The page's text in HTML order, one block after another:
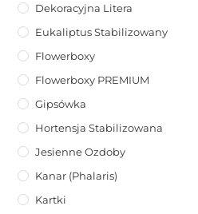
Dekoracyjna Litera
Eukaliptus Stabilizowany
Flowerboxy
Flowerboxy PREMIUM
Gipsówka
Hortensja Stabilizowana
Jesienne Ozdoby
Kanar (phalaris)
Kartki